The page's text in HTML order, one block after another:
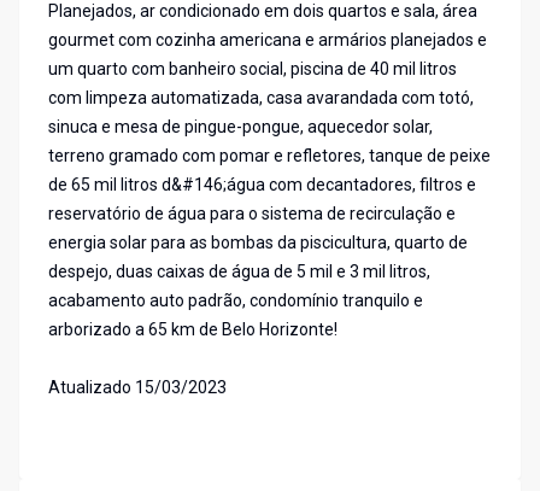
Planejados, ar condicionado em dois quartos e sala, área
gourmet com cozinha americana e armários planejados e
um quarto com banheiro social, piscina de 40 mil litros
com limpeza automatizada, casa avarandada com totó,
sinuca e mesa de pingue-pongue, aquecedor solar,
terreno gramado com pomar e refletores, tanque de peixe
de 65 mil litros d&#146;água com decantadores, filtros e
reservatório de água para o sistema de recirculação e
energia solar para as bombas da piscicultura, quarto de
despejo, duas caixas de água de 5 mil e 3 mil litros,
acabamento auto padrão, condomínio tranquilo e
arborizado a 65 km de Belo Horizonte!
Atualizado 15/03/2023